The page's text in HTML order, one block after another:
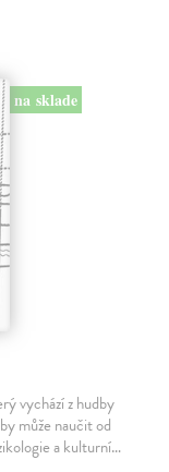
na sklade
vychází z hudby
může naučit od
a kulturní…